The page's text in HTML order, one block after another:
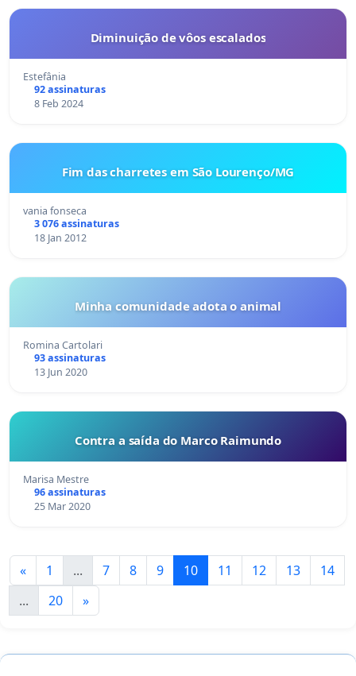
Diminuição de vôos escalados
Estefânia
92 assinaturas
8 Feb 2024
Fim das charretes em São Lourenço/MG
vania fonseca
3 076 assinaturas
18 Jan 2012
Minha comunidade adota o animal
Romina Cartolari
93 assinaturas
13 Jun 2020
Contra a saída do Marco Raimundo
Marisa Mestre
96 assinaturas
25 Mar 2020
« 1 ... 7 8 9 10 11 12 13
14
...
20 »